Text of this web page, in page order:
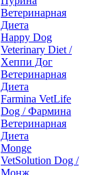
Ветеринарная
Диета
Happy Dog
Veterinary Diet /
Хеппи Дог
Ветеринарная
Диета
Farmina VetLife
Dog / Фармина
Ветеринарная
Диета
Monge
VetSolution Dog /
Монж